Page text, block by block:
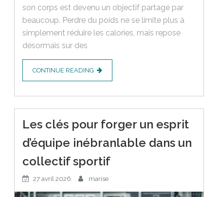
son corps est devenu un objectif partagé par
beaucoup. Perdre du poids ne se limite plus à
simplement réduire les calories, mais repose
désormais sur des
CONTINUE READING
Les clés pour forger un esprit
d’équipe inébranlable dans un
collectif sportif
27 avril 2026 marise